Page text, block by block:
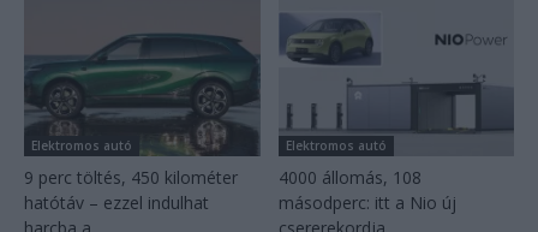
Elektromos autó
9 perc töltés, 450 kilométer
hatótáv – ezzel indulhat
Elektromos autó
4000 állomás, 108
másodperc: itt a Nio új